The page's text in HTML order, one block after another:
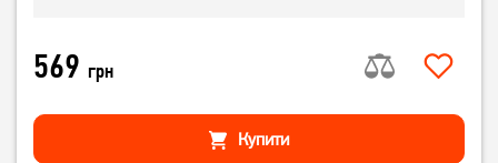
569 грн
Купити